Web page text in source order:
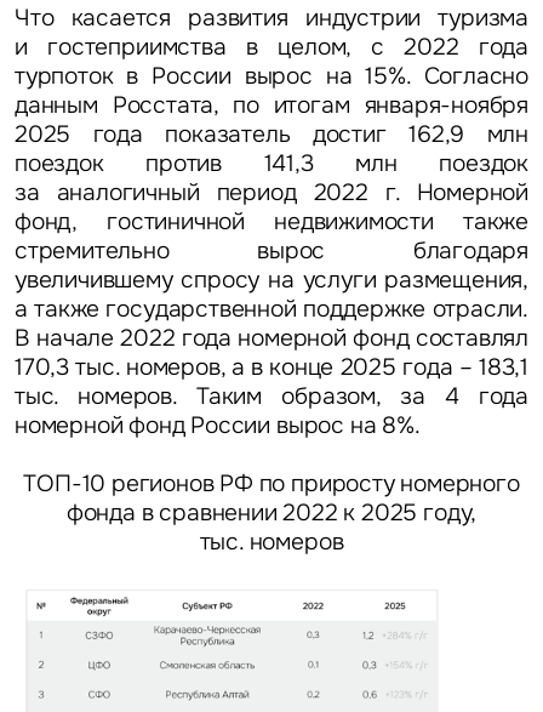
Что касается развития индустрии туризма
и гостеприимства в целом, с 2022 года
турпоток в России вырос на 15%. Согласно
данным Росстата, по итогам января-ноября
2025 года показатель достиг 162,9 млн
поездок против 141,3 млн поездок
за аналогичный период 2022 г. Номерной
фонд, гостиничной недвижимости также
стремительно вырос благодаря
увеличившему спросу на услуги размещения,
а также государственной поддержке отрасли.
В начале 2022 года номерной фонд составлял
170,3 тыс. номеров, а в конце 2025 года – 183,1
тыс. номеров. Таким образом, за 4 года
номерной фонд России вырос на 8%.
ТОП-10 регионов РФ по приросту номерного
фонда в сравнении 2022 к 2025 году,
тыс. номеров
Задайте свой вопрос